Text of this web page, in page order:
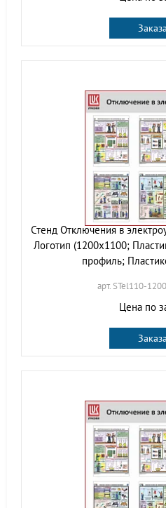
Стенд Отключения в
Логотип (1200х1100;
профиль;
арт. STel110-
Цена по